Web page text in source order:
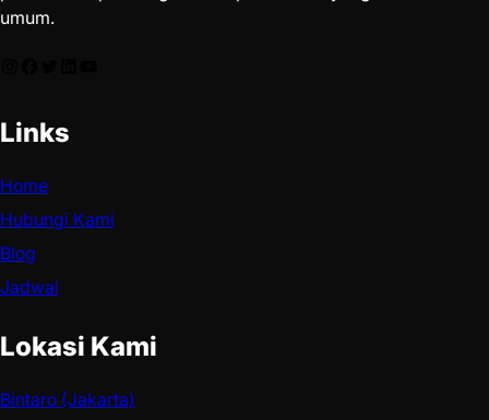
umum.
Links
Home
Hubungi Kami
Blog
Jadwal
Lokasi Kami
Bintaro (Jakarta)